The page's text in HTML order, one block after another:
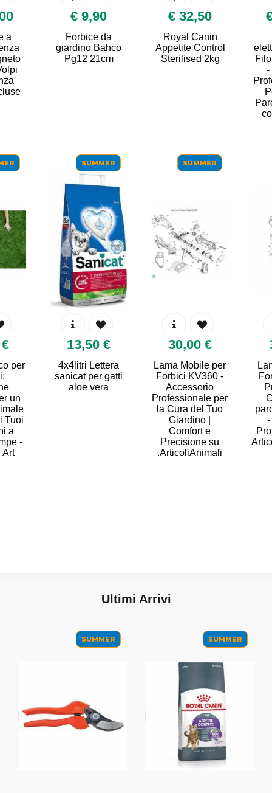
€ 9,90
da
Bahco
21cm
€ 32,50
Royal Canin
Appetite Control
Sterilised 2kg
€ 189,00
Potatore
elettronico Senza
Filo Volpi KV295
Professionale per
Parchi e Giardini
Lama
Forbici
la Cura
SUMMER
€ 13,50
4x4litri Lettera
sanicat per gatti
aloe vera
SUMMER
€ 49,90
Prato Rustico per
Animali:
Soluzione
Comfort Ottimale
e Salute dei Tuoi
Quattro Zampe -
Uccelli
Ultimi Arrivi
SUMMER SUMMER